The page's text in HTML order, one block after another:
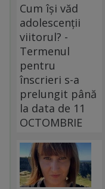
Cum își văd
adolescenții
viitorul? -
Termenul
pentru
înscrieri s-a
prelungit până
la data de 11
OCTOMBRIE